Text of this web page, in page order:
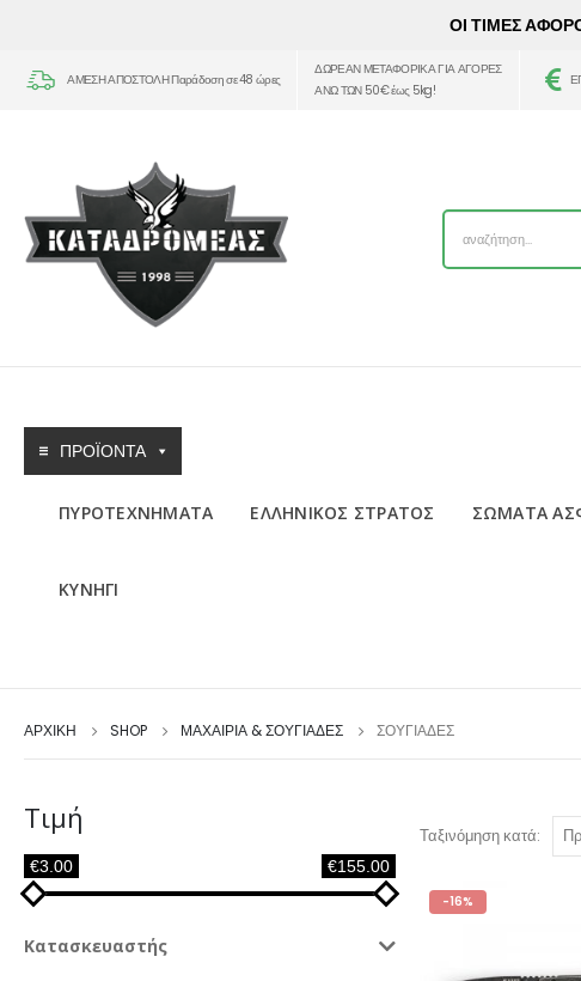
ΟΙ ΤΙΜΕΣ
ΑΜΕΣΗ ΑΠΟΣΤΟΛΗ Παράδοση σε 48 ώρες
ΔΩΡΕΑΝ ΜΕΤΑΦΟΡΙΚΑ ΓΙΑ ΑΓΟΡΕΣ
ΑΝΩ ΤΩΝ 50€ έως 5kg!
ΠΡΟΪΟΝΤΑ
ΠΥΡΟΤΕΧΝΗΜΑΤΑ ΕΛΛΗΝΙΚΟΣ ΣΤΡΑΤΟΣ ΣΩΜΑΤΑ
ΚΥΝΗΓΙ
ΑΡΧΙΚΉ SHOP ΜΑΧΑΙΡΙΑ & ΣΟΥΓΙΑΔΕΣ ΣΟΥΓΙΆΔΕΣ
Ταξινόμηση κατά:
-16%
Τιμή
€3.00 €155.00
Κατασκευαστής